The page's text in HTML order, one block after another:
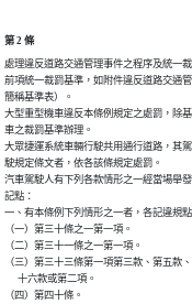
第 2 條
處理違反道路交通管理事件之程序及統一
前項統一裁罰基準，如附件違反道路交通
簡稱基準表）。
大型重型機車違反本條例規定之處罰，除
車之裁罰基準辦理。
大眾捷運系統車輛行駛共用通行道路，其
駛規定條文者，依各該條規定處罰。
汽車駕駛人有下列各款情形之一經當場舉
記點：
一、有本條例下列情形之一者，各記違規點
（一）第三十條之一第一項。
（二）第三十一條之一第一項。
（三）第三十三條第一項第三款、第五款
      十六款或第二項。
（四）第四十條。